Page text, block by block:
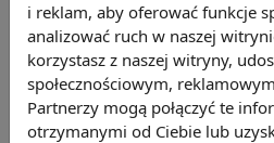
i reklam, aby oferować funkcje
analizować ruch w naszej
korzystasz z naszej witryny,
społecznościowym,
Partnerzy mogą połączyć te
otrzymanymi od Ciebie lub